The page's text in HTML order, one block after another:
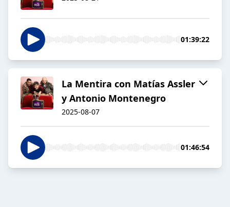
01:39:22
La Mentira con Matías Assler
y Antonio Montenegro
2025-08-07
01:46:54